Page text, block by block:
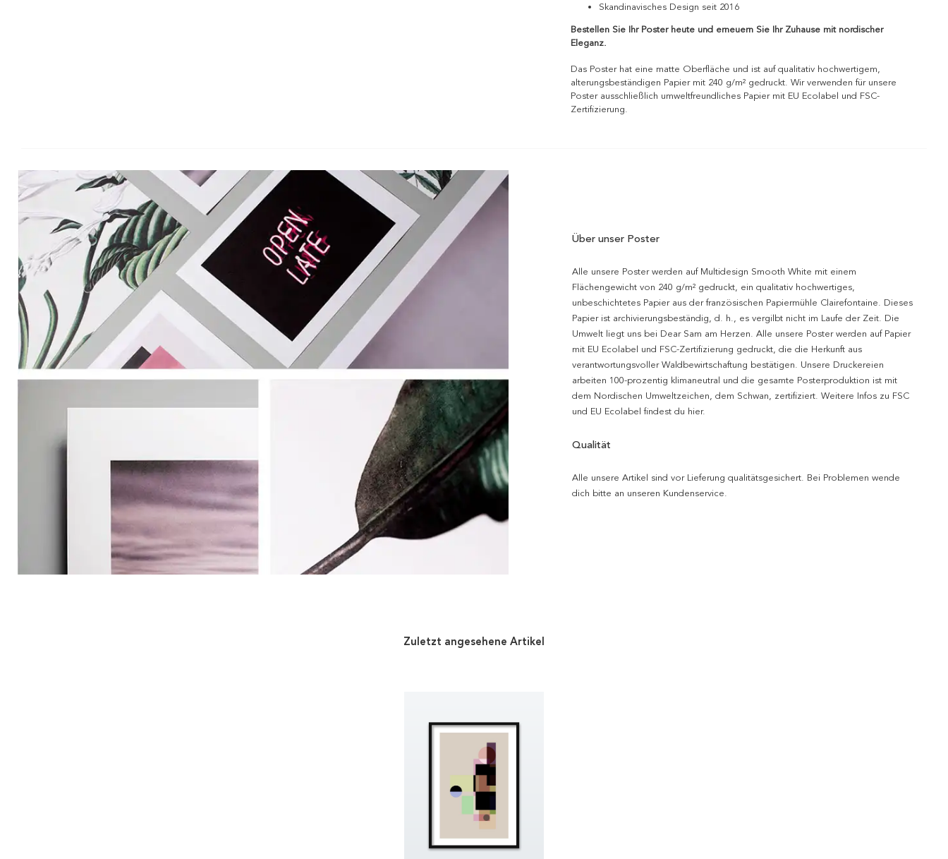
Skandinavisches Design seit 2016
Bestellen Sie Ihr Poster heute und erneuern Sie Ihr Zuhause mit nordischer
Eleganz.
Das Poster hat eine matte Oberfläche und ist auf qualitativ hochwertigem,
alterungsbeständigen Papier mit 240 g/m² gedruckt. Wir verwenden für unsere
Poster ausschließlich umweltfreundliches Papier mit EU Ecolabel und FSC-
Zertifizierung.
Über unser Poster
Alle unsere Poster werden auf Multidesign Smooth White mit einem
Flächengewicht von 240 g/m² gedruckt, ein qualitativ hochwertiges,
unbeschichtetes Papier aus der französischen Papiermühle Clairefontaine. Dieses
Papier ist archivierungsbeständig, d. h., es vergilbt nicht im Laufe der Zeit. Die
Umwelt liegt uns bei Dear Sam am Herzen. Alle unsere Poster werden auf Papier
mit EU Ecolabel und FSC-Zertifizierung gedruckt, die die Herkunft aus
verantwortungsvoller Waldbewirtschaftung bestätigen. Unsere Druckereien
arbeiten 100-prozentig klimaneutral und die gesamte Posterproduktion ist mit
dem Nordischen Umweltzeichen, dem Schwan, zertifiziert. Weitere Infos zu FSC
und EU Ecolabel findest du hier.
Qualität
Alle unsere Artikel sind vor Lieferung qualitätsgesichert. Bei Problemen wende
dich bitte an unseren Kundenservice.
Zuletzt angesehene Artikel